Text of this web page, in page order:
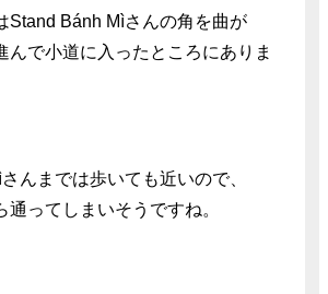
Stand Bánh Mìさんの角を曲が
んで小道に入ったところにありま
んまでは歩いても近いので、
通ってしまいそうですね。